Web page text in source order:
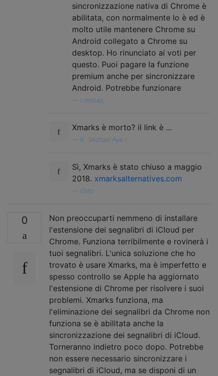
sincronizzazione nativa di Chrome è
abilitata, con normalmente lo è ed è
molto utile mantenere Chrome su
Android collegato a Chrome su
desktop. Ho rinunciato ai voti per
questo. Puoi pagare la funzione
premium anche per sincronizzare
Android. Potrebbe funzionare
Lombas,
Xmarks è morto? il link è ...
K.-Michael Aye l'
Sì, Xmarks è stato chiuso a maggio
2018. xmarksalternatives.com
Glifo
0
Non preoccuparti nemmeno di installare
l'estensione dei segnalibri di iCloud per
Chrome. Funziona terribilmente e rovinerà i
tuoi segnalibri. L'unica soluzione che ho
trovato è usare Xmarks, ma è imperfetto e
spesso controllo se Apple ha aggiornato
l'estensione di Chrome per risolvere i suoi
problemi. Xmarks funziona, ma
l'eliminazione dei segnalibri da Chrome non
funziona se è abilitata anche la
sincronizzazione dei segnalibri di iCloud.
Torneranno indietro poco dopo. Potrebbe
non essere necessario sincronizzare i
segnalibri di iCloud, ma se disponi di un